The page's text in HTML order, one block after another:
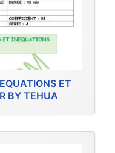
ET
BY TEHUA